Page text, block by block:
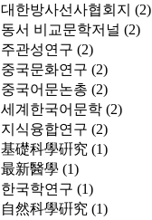
대한방사선사협회지 (2)
동서 비교문학저널 (2)
주관성연구 (2)
중국문화연구 (2)
중국어문논총 (2)
세계한국어문학 (2)
지식융합연구 (2)
基礎科學硏究 (1)
最新醫學 (1)
한국학연구 (1)
自然科學硏究 (1)